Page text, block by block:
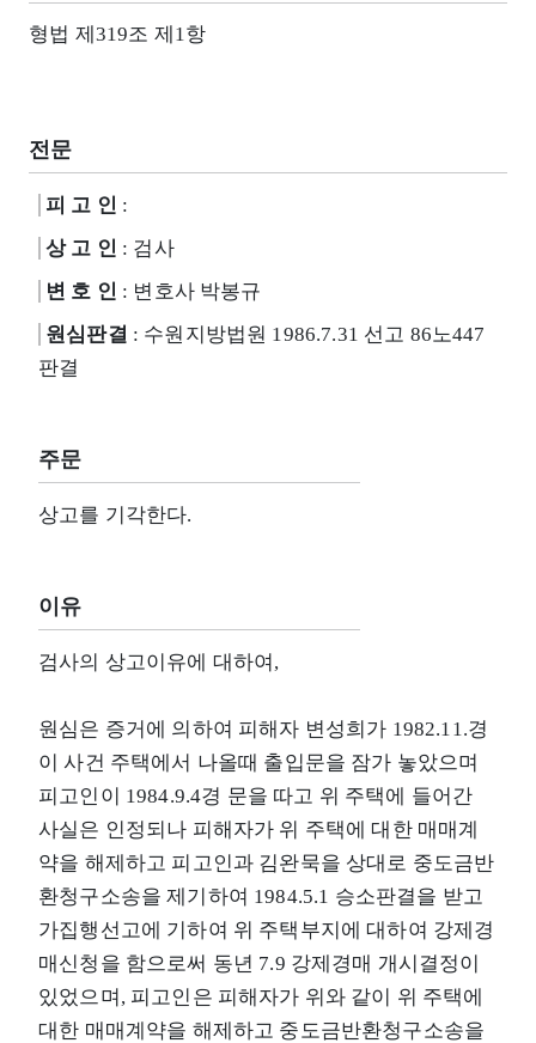
형법 제319조 제1항
전문
피 고 인 :
상 고 인 : 검사
변 호 인 : 변호사 박봉규
원심판결 : 수원지방법원 1986.7.31 선고 86노447
판결
주문
상고를 기각한다.
이유
검사의 상고이유에 대하여,
원심은 증거에 의하여 피해자 변성희가 1982.11.경
이 사건 주택에서 나올때 출입문을 잠가 놓았으며
피고인이 1984.9.4경 문을 따고 위 주택에 들어간
사실은 인정되나 피해자가 위 주택에 대한 매매계
약을 해제하고 피고인과 김완묵을 상대로 중도금반
환청구소송을 제기하여 1984.5.1 승소판결을 받고
가집행선고에 기하여 위 주택부지에 대하여 강제경
매신청을 함으로써 동년 7.9 강제경매 개시결정이
있었으며, 피고인은 피해자가 위와 같이 위 주택에
대한 매매계약을 해제하고 중도금반환청구소송을